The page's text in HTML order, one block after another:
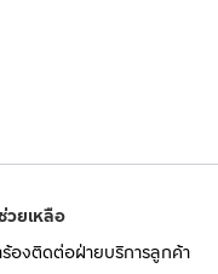
ยเหลือ
องติดต่อฝ่ายบริการลูกค้า